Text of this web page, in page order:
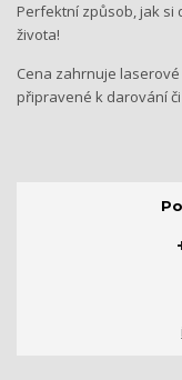
Perfektní způsob, jak si
života!
Cena zahrnuje
připravené k darování